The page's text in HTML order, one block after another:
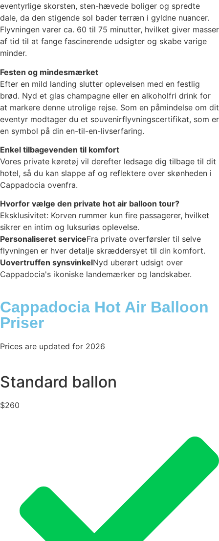
eventyrlige skorsten, sten-hævede boliger og spredte
dale, da den stigende sol bader terræn i gyldne nuancer.
Flyvningen varer ca. 60 til 75 minutter, hvilket giver masser
af tid til at fange fascinerende udsigter og skabe varige
minder.
Festen og mindesmærket
Efter en mild landing slutter oplevelsen med en festlig
brød. Nyd et glas champagne eller en alkoholfri drink for
at markere denne utrolige rejse. Som en påmindelse om dit
eventyr modtager du et souvenirflyvningscertifikat, som er
en symbol på din en-til-en-livserfaring.
Enkel tilbagevenden til komfort
Vores private køretøj vil derefter ledsage dig tilbage til dit
hotel, så du kan slappe af og reflektere over skønheden i
Cappadocia ovenfra.
Hvorfor vælge den private hot air balloon tour?
Eksklusivitet: Korven rummer kun fire passagerer, hvilket
sikrer en intim og luksuriøs oplevelse.
Personaliseret serviceFra private overførsler til selve
flyvningen er hver detalje skræddersyet til din komfort.
Uovertruffen synsvinkelNyd uberørt udsigt over
Cappadocia's ikoniske landemærker og landskaber.
Cappadocia Hot Air Balloon
Priser
Prices are updated for 2026
Standard ballon
$260